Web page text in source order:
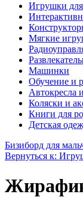
Игрушки
Мягкие
Машинки
Обучение и
Автокресла
Коляски и
Книги для
Детская
Бизиборд для
Вернуться к: